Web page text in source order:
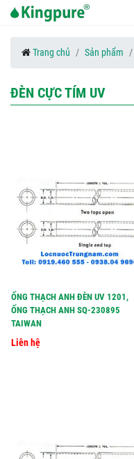
Trang chủ Sản phẩm
ĐÈN CỰC TÍM UV
ỐNG THẠCH ANH ĐÈN UV 1201,
ỐNG THẠCH ANH SQ-230895
TAIWAN
Liên hệ